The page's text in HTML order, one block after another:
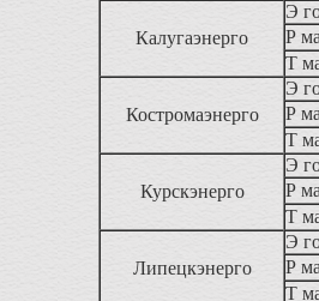
Калугаэнерго
Э
Р
Т
Костромаэнерго
Э
Р
Т
Курскэнерго
Э
Р
Т
Липецкэнерго
Э
Р
Т